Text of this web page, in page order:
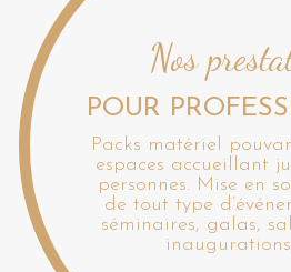
Nos
POUR
Packs matériel
espaces accueillant
personnes. Mise en
de tout type
séminaires, galas,